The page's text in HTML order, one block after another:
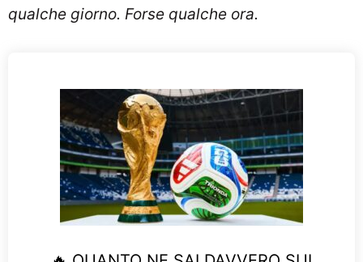
qualche giorno. Forse qualche ora.